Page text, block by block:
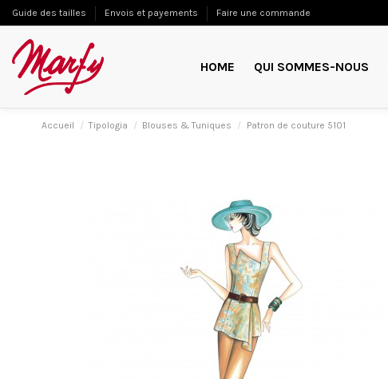
Guide des tailles Envois et payements Faire une commande
HOME QUI SOMMES-NOUS
Accueil Tipologia Blouses & Tuniques Patron de couture 5101